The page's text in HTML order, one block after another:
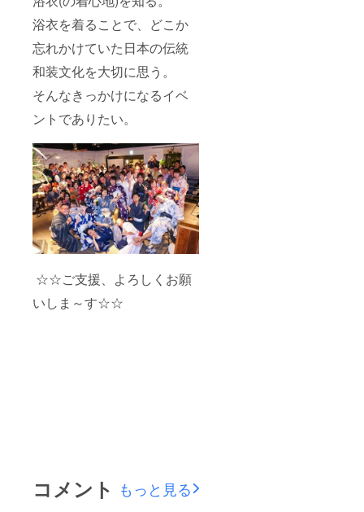
浴衣を着ることで、どこか
忘れかけていた日本の伝統
和装文化を大切に思う。
そんなきっかけになるイベ
ントでありたい。
☆☆ご支援、よろしくお願
いしま～す☆☆
コメント もっと見る